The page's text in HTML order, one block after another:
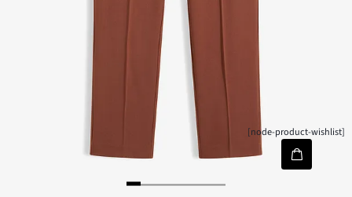
[node-product-wishlist]